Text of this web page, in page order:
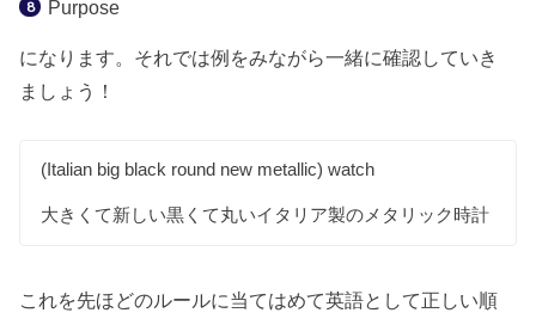
Purpose
になります。それでは例をみながら一緒に確認していき
ましょう！
(Italian big black round new metallic) watch
大きくて新しい黒くて丸いイタリア製のメタリック時計
これを先ほどのルールに当てはめて英語として正しい順